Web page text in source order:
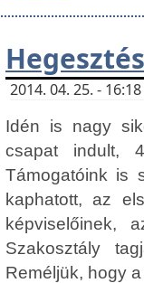
2014. 04. 25. -
Idén is nagy
csapat indult,
Támogatóink is
kaphatott, az
képviselőinek,
Szakosztály
Reméljük, hogy